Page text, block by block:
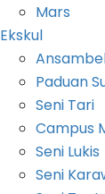
Mars
Ekskul
Paduan
Seni Tari
Campus
Seni Lukis
Seni